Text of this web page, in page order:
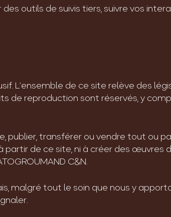
outils de suivis tiers, suivre vos
L’ensemble de ce site relève des
de reproduction sont réservés, y
publier, transférer ou vendre tout ou
de ce site, ni à créer des œuvres
C&N.
malgré tout le soin que nous y